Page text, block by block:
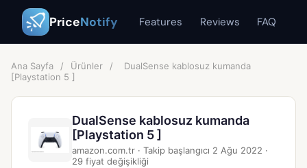
PriceNotify Features Reviews FAQ
Ana Sayfa / Ürünler /
DualSense kablosuz kumanda
[Playstation 5 ]
DualSense kablosuz kumanda
[Playstation 5 ]
amazon.com.tr · Takip başlangıcı 2 Ağu 2022 ·
29 fiyat değişikliği